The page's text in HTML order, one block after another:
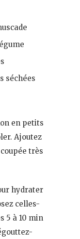
séchées
en petits
Ajoutez
très
hydrater
celles-
5 à 10 min